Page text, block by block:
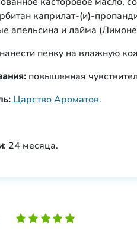
каприлат-(и)-
апельсина и лайма
нанести пенку на влажную
повышенная
Царство Ароматов.
: 24 месяца.